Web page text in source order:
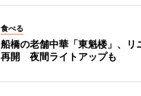
食べる
船橋の老舗中華「東魁楼」、リ
再開 夜間ライトアップも